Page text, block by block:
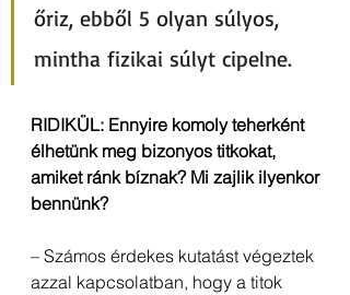
őriz, ebből 5 olyan súlyos,
mintha fizikai súlyt cipelne.
RIDIKÜL: Ennyire komoly teherként
élhetünk meg bizonyos titkokat,
amiket ránk bíznak? Mi zajlik ilyenkor
bennünk?
– Számos érdekes kutatást végeztek
azzal kapcsolatban, hogy a titok